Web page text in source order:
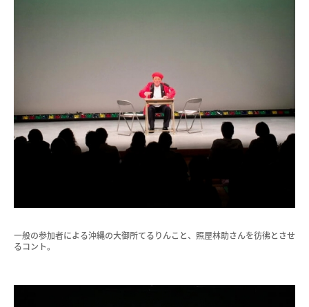
一般の参加者による沖縄の大御所てるりんこと、照屋林助さんを彷彿とさせ
るコント。